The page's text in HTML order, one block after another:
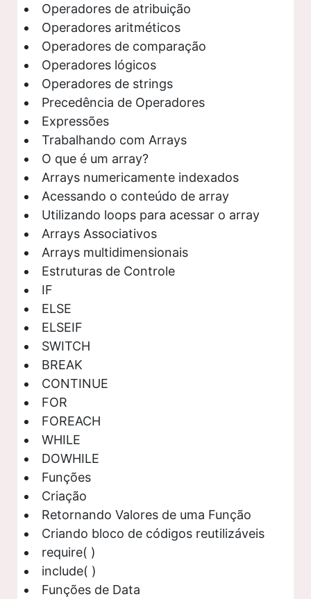
Operadores de atribuição
Operadores aritméticos
Operadores de comparação
Operadores lógicos
Operadores de strings
Precedência de Operadores
Expressões
Trabalhando com Arrays
O que é um array?
Arrays numericamente indexados
Acessando o conteúdo de array
Utilizando loops para acessar o array
Arrays Associativos
Arrays multidimensionais
Estruturas de Controle
IF
ELSE
ELSEIF
SWITCH
BREAK
CONTINUE
FOR
FOREACH
WHILE
DOWHILE
Funções
Criação
Retornando Valores de uma Função
Criando bloco de códigos reutilizáveis
require( )
include( )
Funções de Data